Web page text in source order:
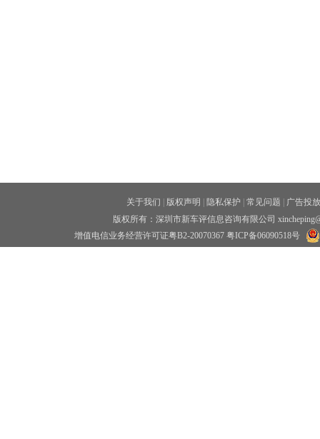
关于我们 版权声明 隐私保护 常见问题
广告投放
版权所有：深圳市新车评信息咨询有限公司
增值电信业务经营许可证粤B2-20070367 粤ICP备06090518号